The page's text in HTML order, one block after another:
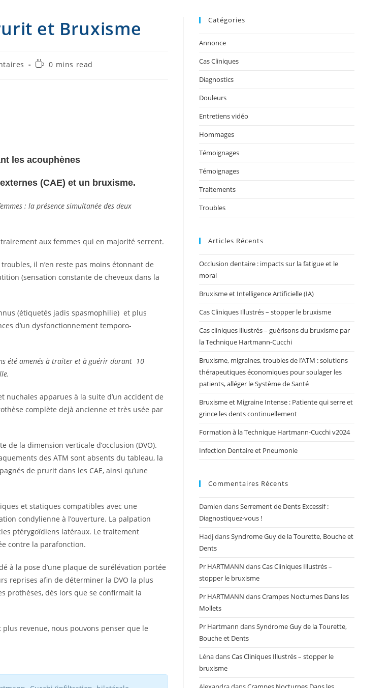
et Bruxisme
Temps0 mins read
les acouphènes
(CAE) et un bruxisme.
: la présence simultanée des deux
aux femmes qui en majorité serrent.
il n’en reste pas moins étonnant de
(sensation constante de cheveux dans la
(étiquetés jadis spasmophilie) et plus
d’un dysfonctionnement temporo-
été amenés à traiter et à guérir durant 10
nuchales apparues à la suite d’un accident de
complète dejà ancienne et très usée par
la dimension verticale d’occlusion (DVO).
des ATM sont absents du tableau, la
de prurit dans les CAE, ainsi qu’une
et statiques compatibles avec une
condylienne à l’ouverture. La palpation
ptérygoïdiens latéraux. Le traitement
contre la parafonction.
à la pose d’une plaque de surélévation portée
reprises afin de déterminer la DVO la plus
prothèses, dès lors que se confirmait la
revenue, nous pouvons penser que le
Catégories
Annonce
Cas Cliniques
Diagnostics
Douleurs
Entretiens vidéo
Hommages
Témoignages
Témoignages
Traitements
Troubles
Articles Récents
Occlusion dentaire : impacts sur la fatigue et le
moral
Bruxisme et Intelligence Artificielle (IA)
Cas Cliniques Illustrés – stopper le bruxisme
Cas cliniques illustrés – guérisons du bruxisme par
la Technique Hartmann-Cucchi
Bruxisme, migraines, troubles de l’ATM : solutions
thérapeutiques économiques pour soulager les
patients, alléger le Système de Santé
Bruxisme et Migraine Intense : Patiente qui serre et
grince les dents continuellement
Formation à la Technique Hartmann-Cucchi v2024
Infection Dentaire et Pneumonie
Commentaires Récents
Damien dansSerrement de Dents Excessif :
Diagnostiquez-vous !
HadjdansSyndrome Guy de la Tourette, Bouche et
Dents
Pr HARTMANN dansCas Cliniques Illustrés –
stopper le bruxisme
Pr HARTMANN dansCrampes Nocturnes Dans les
Mollets
Pr Hartmann dansSyndrome Guy de la Tourette,
Bouche et Dents
LénadansCas Cliniques Illustrés – stopper le
bruxisme